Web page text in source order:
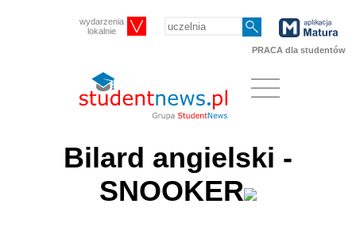
wydarzenia
lokalnie
PRACA dla studentów
Bilard angielski -
SNOOKER